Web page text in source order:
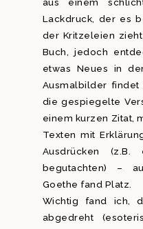
Lackdruck, der es
der Kritzeleien
Buch, jedoch
etwas Neues in
Ausmalbilder
die gespiegelte
einem kurzen Zitat,
Texten mit
Ausdrücken (z.B.
begutachten) –
Goethe fand Platz.
Wichtig fand ich,
abgedreht